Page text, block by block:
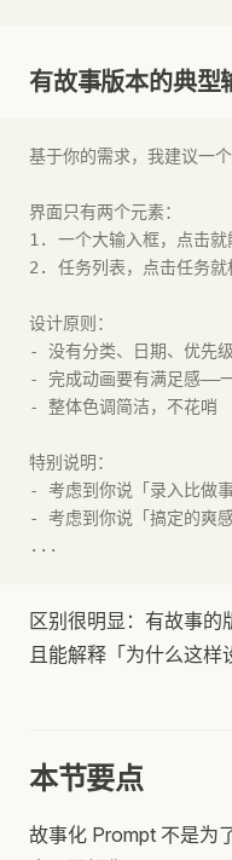
有故事版本的典型
基于你的需求，我建议一个
界面只有两个元素：
1. 一个大输入框，点击就
2. 任务列表，点击任务就
设计原则：
- 没有分类、日期、优先
- 完成动画要有满足感——
- 整体色调简洁，不花哨
特别说明：
- 考虑到你说「录入比做
- 考虑到你说「搞定的爽
...
区别很明显：有故事
且能解释「为什么这样
本节要点
故事化 Prompt 不是为